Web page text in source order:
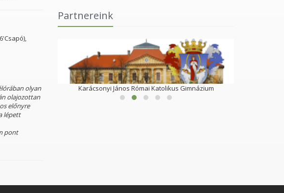
olyan
olajozottan
előnyre
lépett
pont
Partnereink
és Kollégiumai Karácsonyi János Római Katolikus Gimnázium